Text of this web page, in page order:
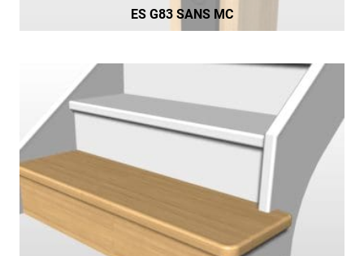
ES G83 SANS MC